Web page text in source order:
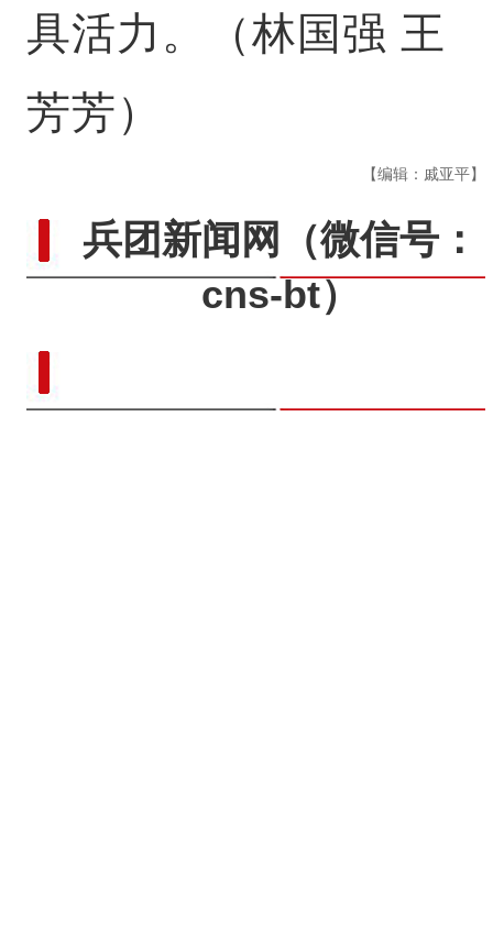
具活力。（林国强 王
芳芳）
【编辑：戚亚平】
兵团新闻网
（微信号：
cns-bt）